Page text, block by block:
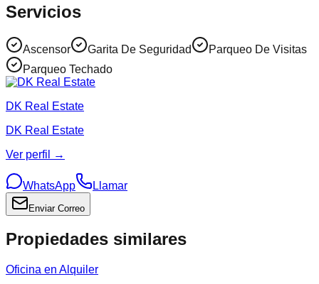
Servicios
Ascensor Garita De Seguridad
Parqueo De Visitas
Parqueo Techado
DK Real Estate
DK Real Estate
Ver perfil →
WhatsApp Llamar
Enviar Correo
Propiedades similares
Oficina en Alquiler